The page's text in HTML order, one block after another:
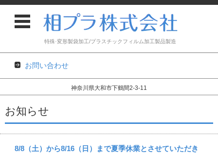
特殊·変形製袋加工/プラスチックフィルム加工製品製造
お問い合わせ
神奈川県大和市下鶴間2-3-11
コンテンツに移動
お知らせ
8/8（土）から8/16（日）まで夏季休業とさせていただき